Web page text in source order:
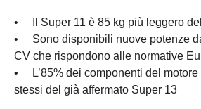
• Il Super 11 è 85 kg più leggero
• Sono disponibili nuove potenze
CV che rispondono alle normative
• L’85% dei componenti del motore
stessi del già affermato Super 13